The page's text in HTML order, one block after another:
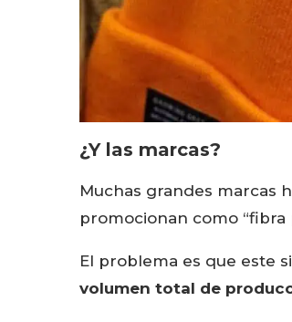
¿Y las marcas?
Muchas grandes marcas
promocionan como “fibra
El problema es que este
volumen total de